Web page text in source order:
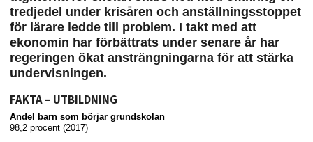
tredjedel under krisåren och anställningsstoppet
för lärare ledde till problem. I takt med att
ekonomin har förbättrats under senare år har
regeringen ökat ansträngningarna för att stärka
undervisningen.
FAKTA – UTBILDNING
Andel barn som börjar grundskolan
98,2 procent (2017)